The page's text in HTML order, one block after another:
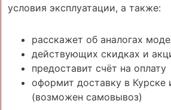
условия эксплуатации, а также:
расскажет об аналогах
действующих скидках и
предоставит счёт на оплату
оформит доставку в Курске
(возможен самовывоз)